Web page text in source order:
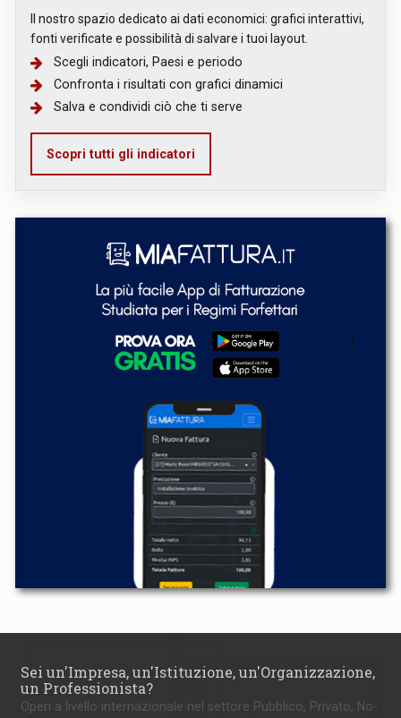
Il nostro spazio dedicato ai dati economici: grafici interattivi,
fonti verificate e possibilità di salvare i tuoi layout.
Scegli indicatori, Paesi e periodo
Confronta i risultati con grafici dinamici
Salva e condividi ciò che ti serve
Scopri tutti gli indicatori
Sei un'Impresa, un'Istituzione, un'Organizzazione,
un Professionista?
Operi a livello internazionale nel settore Pubblico, Privato, No-